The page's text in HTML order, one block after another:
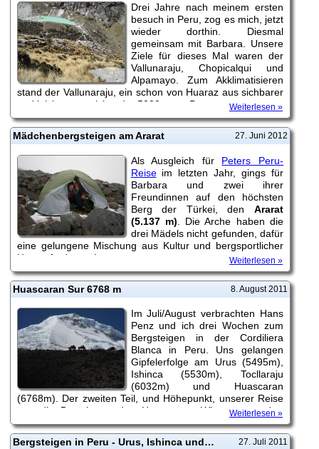
Drei Jahre nach meinem ersten
besuch in Peru, zog es mich, jetzt
wieder dorthin. Diesmal
gemeinsam mit Barbara. Unsere
Ziele für dieses Mal waren der
Vallunaraju, Chopicalqui und
Alpamayo. Zum Akklimatisieren
stand der Vallunaraju, ein schon von Huaraz aus sichbarer
und leicht zu erreichender 5000er am Programm.Weiterlesen »
Mädchenbergsteigen am Ararat 27. Juni 2012
Als Ausgleich für Peters Peru-
Reiseim letzten Jahr, gings für
Barbara und zwei ihrer
Freundinnen auf den höchsten
Berg der Türkei, denArarat
(5.137 m) . Die Arche haben die
drei Mädels nicht gefunden, dafür
eine gelungene Mischung aus Kultur und bergsportlicher
Herausforderung!
Weiterlesen »
Huascaran Sur 6768 m 8. August 2011
Im Juli/August verbrachten Hans
Penz und ich drei Wochen zum
Bergsteigen in der Cordiliera
Blanca in Peru. Uns gelangen
Gipfelerfolge am Urus (5495m),
Ishinca (5530m), Tocllaraju
(6032m) und Huascaran
(6768m). Der zweiten Teil, und Höhepunkt, unserer Reise
war die Besteigung des Huascaran. Wie es uns dort
ergangen ist, kannst Du in diesem Tourenbericht
nachlesen!
Weiterlesen »
Bergsteigen in Peru - Urus, Ishinca und Tocllaraju 27. Juli 2011